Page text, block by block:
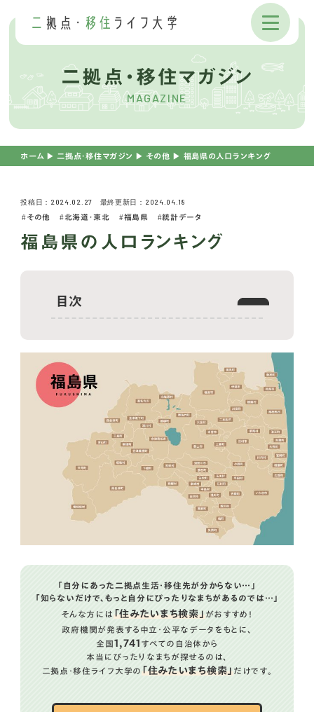
二拠点・移住マガジン
MAGAZINE
ホーム ▶︎ 二拠点・移住マガジン ▶︎ その他 ▶︎ 福島県の人口ランキング
投稿日：2024.02.27 最終更新日：2024.04.18
その他 北海道・東北 福島県 統計データ
福島県の人口ランキング
目次
「自分にあった二拠点生活・移住先が分からない…」
「知らないだけで、もっと自分にぴったりなまちがあるのでは…」
そんな方には「住みたいまち検索」がおすすめ！
政府機関が発表する中立・公平なデータをもとに、
全国1,741 すべての自治体から
本当にぴったりなまちが探せるのは、
二拠点・移住ライフ大学の「住みたいまち検索」だけです。